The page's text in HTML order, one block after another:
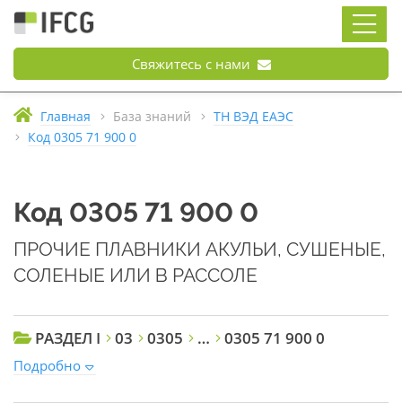
Свяжитесь с нами
Главная База знаний
ТН ВЭД ЕАЭС
Код 0305 71 900 0
Код 0305 71 900 0
ПРОЧИЕ ПЛАВНИКИ АКУЛЬИ, СУШЕНЫЕ,
СОЛЕНЫЕ ИЛИ В РАССОЛЕ
РАЗДЕЛ I 03 0305 … 0305 71 900 0
Подробно